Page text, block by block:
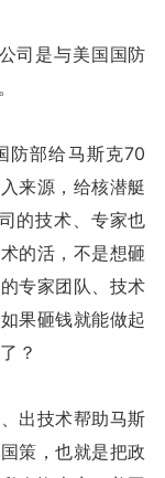
司是与美国国防
防部给马斯克70
来源，给核潜艇
的技术、专家也
的活，不是想砸
专家团队、技术
果砸钱就能做起
？
出技术帮助马斯
策，也就是把政